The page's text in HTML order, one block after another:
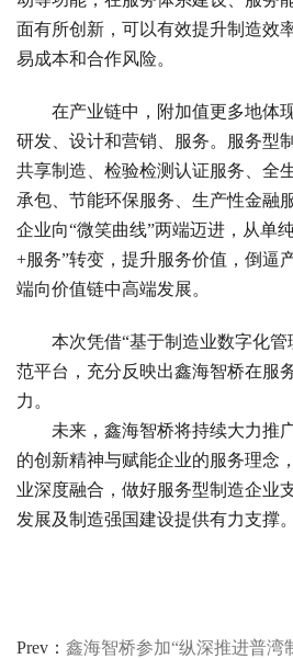
面有所创新，可以有效提升制造效
易成本和合作风险。
在产业链中，附加值更多地体现
研发、设计和营销、服务。服务型
共享制造、检验检测认证服务、全
承包、节能环保服务、生产性金融
企业向“微笑曲线”两端迈进，从单
+服务”转变，提升服务价值，倒逼
端向价值链中高端发展。
本次凭借“基于制造业数字化管
范平台，充分反映出鑫海智桥在服
力。
未来，鑫海智桥将持续大力推
的创新精神与赋能企业的服务理念
业深度融合，做好服务型制造企业
发展及制造强国建设提供有力支撑。
Prev： 鑫海智桥参加“纵深推进普湾